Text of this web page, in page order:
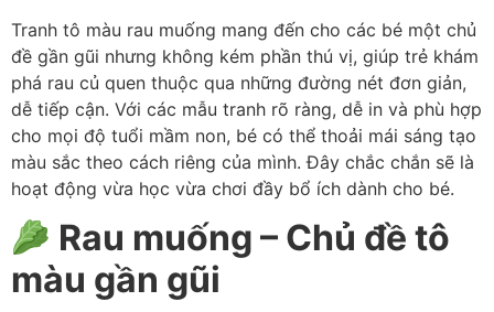
Tranh tô màu rau muống mang đến cho các bé một chủ
đề gần gũi nhưng không kém phần thú vị, giúp trẻ khám
phá rau củ quen thuộc qua những đường nét đơn giản,
dễ tiếp cận. Với các mẫu tranh rõ ràng, dễ in và phù hợp
cho mọi độ tuổi mầm non, bé có thể thoải mái sáng tạo
màu sắc theo cách riêng của mình. Đây chắc chắn sẽ là
hoạt động vừa học vừa chơi đầy bổ ích dành cho bé.
Rau muống – Chủ đề tô
màu gần gũi